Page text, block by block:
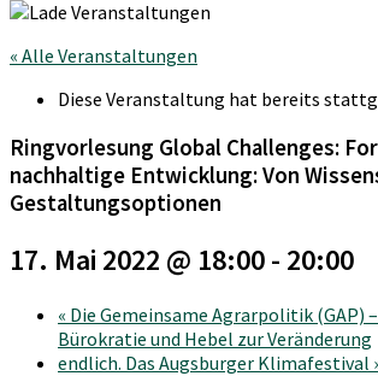
« Alle Veranstaltungen
Diese Veranstaltung hat bereits
Ringvorlesung Global Challenges:
nachhaltige Entwicklung: Von
Gestaltungsoptionen
17. Mai 2022 @ 18:00- 20:00
« Die Gemeinsame Agrarpolitik (GAP)
Bürokratie und Hebel zur Veränderung
endlich. Das Augsburger Klimafestival